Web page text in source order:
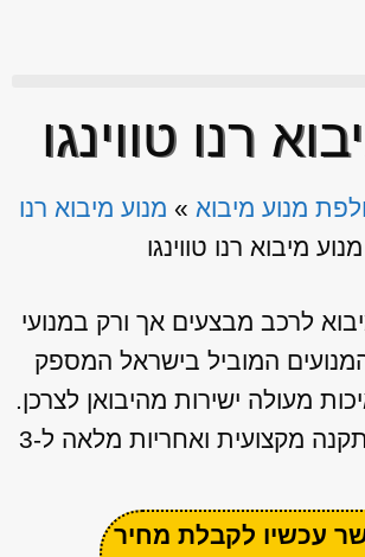
רנו טווינגו
מנוע מיבוא»מנוע מיבוא רנו
מיבוא רנו טווינגו
לרכב מבצעים אך ורק במנועי
המנועים המוביל בישראל המספק
מעולה ישירות מהיבואן לצרכן.
השירות כולל התקנה מקצועית ואחריות מלאה ל-3
עכשיו לקבלת מחיר